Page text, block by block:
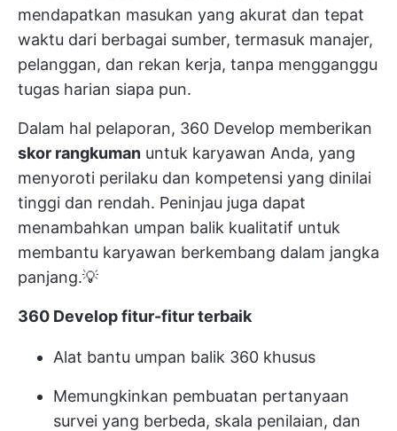
mendapatkan masukan yang akurat dan tepat
waktu dari berbagai sumber, termasuk manajer,
pelanggan, dan rekan kerja, tanpa mengganggu
tugas harian siapa pun.
Dalam hal pelaporan, 360 Develop memberikan
skor rangkuman untuk karyawan Anda, yang
menyoroti perilaku dan kompetensi yang dinilai
tinggi dan rendah. Peninjau juga dapat
menambahkan umpan balik kualitatif untuk
membantu karyawan berkembang dalam jangka
panjang.💡
360 Develop fitur-fitur terbaik
Alat bantu umpan balik 360 khusus
Memungkinkan pembuatan pertanyaan
survei yang berbeda, skala penilaian, dan